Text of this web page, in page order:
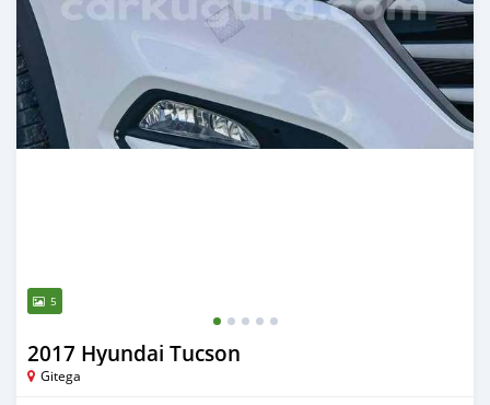
5
2017 Hyundai Tucson
Gitega